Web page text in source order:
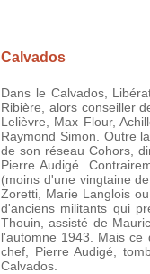
Calvados
Dans le Calvados,
Ribière, alors conseiller
Lelièvre, Max Flour,
Raymond Simon. Outre
de son réseau Cohors,
Pierre Audigé.
(moins d'une vingtaine
Zoretti, Marie Langlois
d'anciens militants qui
Thouin, assisté de
l'automne 1943. Mais
chef, Pierre Audigé,
Calvados.